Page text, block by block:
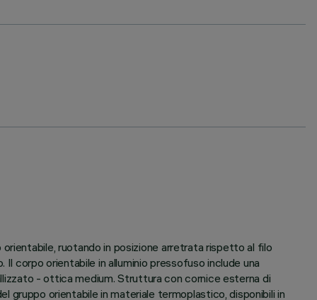
ruotando in posizione arretrata rispetto al filo
corpo orientabile in alluminio pressofuso include una
- ottica medium. Struttura con cornice esterna di
gruppo orientabile in materiale termoplastico, disponibili in